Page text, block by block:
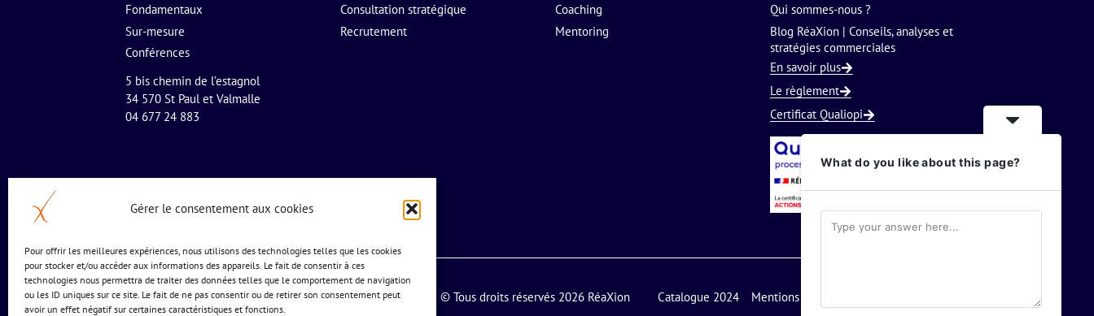
Gérer le consentement aux cookies
Pour offrir les meilleures expériences, nous utilisons des technologies telles que les cookies
pour stocker et/ou accéder aux informations des appareils. Le fait de consentir à ces
technologies nous permettra de traiter des données telles que le comportement de navigation
ou les ID uniques sur ce site. Le fait de ne pas consentir ou de retirer son consentement peut
avoir un effet négatif sur certaines caractéristiques et fonctions.
Fondamentaux
Sur-mesure
Conférences
5 bis chemin de l’estagnol
34 570 St Paul et Valmalle
04 677 24 883
Consultation stratégique
Recrutement
Coaching
Mentoring
Qui sommes-nous ?
Blog RéaXion | Conseils, analyses et
stratégies commerciales
En savoir plus
Le règlement
Certificat Qualiopi
© Tous droits réservés 2026 RéaXion Catalogue 2024 Mentions légales
What do you like about this page?